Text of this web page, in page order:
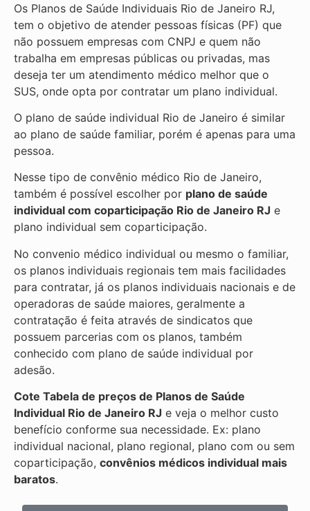
Os Planos de Saúde Individuais Rio de Janeiro RJ,
tem o objetivo de atender pessoas físicas (PF) que
não possuem empresas com CNPJ e quem não
trabalha em empresas públicas ou privadas, mas
deseja ter um atendimento médico melhor que o
SUS, onde opta por contratar um plano individual.
O plano de saúde individual Rio de Janeiro é similar
ao plano de saúde familiar, porém é apenas para uma
pessoa.
Nesse tipo de convênio médico Rio de Janeiro,
também é possível escolher por plano de saúde
individual com coparticipação Rio de Janeiro RJ e
plano individual sem coparticipação.
No convenio médico individual ou mesmo o familiar,
os planos individuais regionais tem mais facilidades
para contratar, já os planos individuais nacionais e de
operadoras de saúde maiores, geralmente a
contratação é feita através de sindicatos que
possuem parcerias com os planos, também
conhecido com plano de saúde individual por
adesão.
Cote Tabela de preços de Planos de Saúde
Individual Rio de Janeiro RJ e veja o melhor custo
benefício conforme sua necessidade. Ex: plano
individual nacional, plano regional, plano com ou sem
coparticipação, convênios médicos individual mais
baratos.